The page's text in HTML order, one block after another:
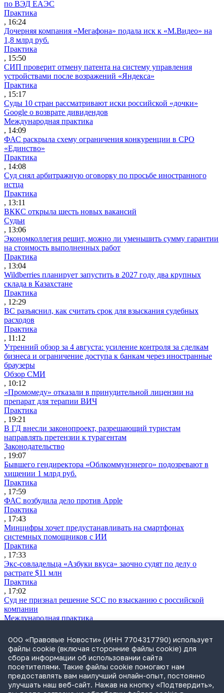
по ВЭД ЕАЭС
Практика
, 16:24
Дочерняя компания «Мегафона» подала иск к «М.Видео» на
1,8 млрд руб.
Практика
, 15:50
СИП проверит отмену патента на систему управления
устройствами после возражений «Яндекса»
Практика
, 15:17
Суды 10 стран рассматривают иски российской «дочки»
Google о возврате дивидендов
Международная практика
, 14:09
ФАС раскрыла схему ограничения конкуренции в СРО
«Единство»
Практика
, 14:08
Суд снял арбитражную оговорку по просьбе иностранного
истца
Практика
, 13:11
ВККС открыла шесть новых вакансий
Судьи
, 13:06
Экономколлегия решит, можно ли уменьшить сумму гарантии
на стоимость выполненных работ
Практика
, 13:04
Wildberries планирует запустить в 2027 году два крупных
склада в Казахстане
Практика
, 12:29
ВС разъяснил, как считать срок для взыскания судебных
расходов
Практика
, 11:12
Утренний обзор за 4 августа: усиление контроля за сделкам
бизнеса и ограничение доступа к банкам через иностранные
браузеры
Обзор СМИ
, 10:12
«Промомеду» отказали в принудительной лицензии на
препарат для терапии ВИЧ
Практика
, 19:21
В ГД внесли законопроект, разрешающий туристам
направлять претензии к турагентам
Законодательство
, 19:07
Бывшего гендиректора «Облкоммунэнерго» подозревают в
хищении 1 млрд руб.
Практика
, 17:59
ФАС возбудила дело против Apple
Практика
, 17:43
Минцифры хочет предустанавливать на смартфонах
системных помощников с ИИ
Практика
, 17:33
Экс-совладельца «Азбуки вкуса» заочно судят по делу о
растрате $11 млн
Практика
, 17:02
Суд не признал решение SCC по взысканию с российской
компании
Международная практика
Дроны могут начать применять для фиксации нарушений
ПДД
Практика
, 15:41
Бывшего сенатора Сабадаша приговорили к 12 годам по делу
о хищении
Практика
ООО «Правовые Новости» (ИНН 7704317790) использует
файлы cookie (включая сторонние файлы cookie) для
сбора информации об использовании сайта
посетителями. Такие файлы cookie помогают нам
предоставлять вам наилучший онлайн-опыт, постоянно
улучшать наш веб-сайт. Нажав на кнопку «Подтвердить»,